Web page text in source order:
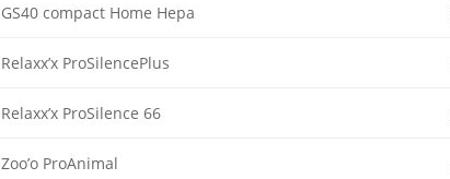
GS40 compact Home Hepa
Relaxx’x ProSilencePlus
Relaxx’x ProSilence 66
Zoo’o ProAnimal